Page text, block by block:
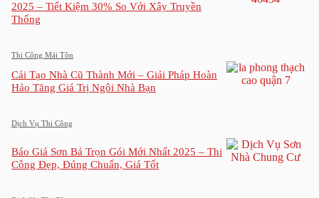
2025 – Tiết Kiệm 30% So Với Xây Truyền
Thống
Thi Công Mái Tôn
Cải Tạo Nhà Cũ Thành Mới – Giải Pháp Hoàn
Hảo Tăng Giá Trị Ngôi Nhà Bạn
Dịch Vụ Thi Công
Báo Giá Sơn Bả Trọn Gói Mới Nhất 2025 – Thi
Công Đẹp, Đúng Chuẩn, Giá Tốt